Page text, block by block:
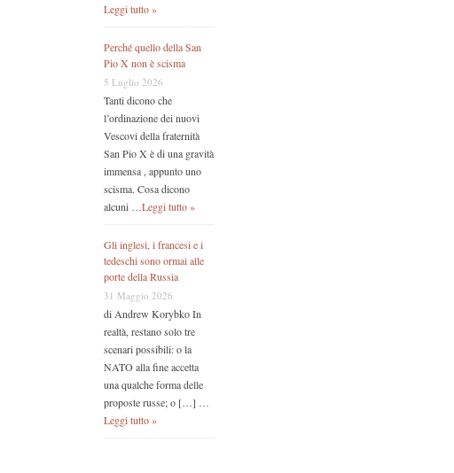
Leggi tutto »
Perché quello della San
Pio X non è scisma
5 Luglio 2026
Tanti dicono che
l’ordinazione dei nuovi
Vescovi della fraternità
San Pio X è di una gravità
immensa , appunto uno
scisma. Cosa dicono
alcuni …Leggi tutto »
Gli inglesi, i francesi e i
tedeschi sono ormai alle
porte della Russia
31 Maggio 2026
di Andrew Korybko In
realtà, restano solo tre
scenari possibili: o la
NATO alla fine accetta
una qualche forma delle
proposte russe; o […] …
Leggi tutto »